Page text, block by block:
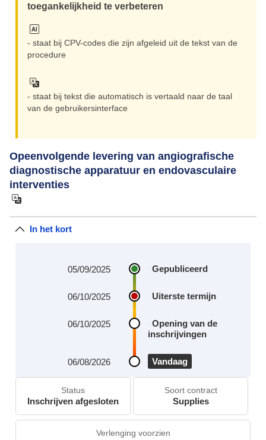
toegankelijkheid te verbeteren
- staat bij CPV-codes die zijn afgeleid uit de tekst van de
procedure
- staat bij tekst die automatisch is vertaald naar de taal
van de gebruikersinterface
Opeenvolgende levering van angiografische
diagnostische apparatuur en endovasculaire
interventies
In het kort
Gepubliceerd
05/09/2025
Uiterste termijn
06/10/2025
Opening van de
inschrijvingen
06/10/2025
Vandaag
06/08/2026
Status
Inschrijven afgesloten
Soort contract
Supplies
Verlenging voorzien